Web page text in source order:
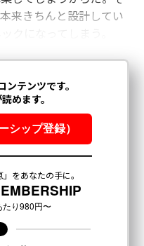
来きちんと設計してい